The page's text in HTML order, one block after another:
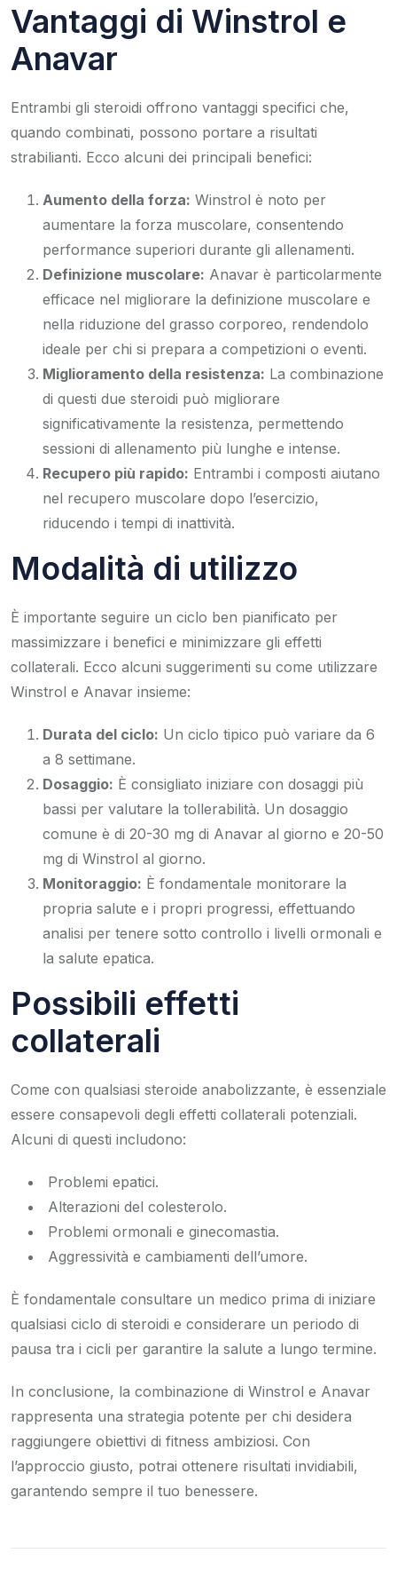
Vantaggi di Winstrol e
Anavar
Entrambi gli steroidi offrono vantaggi specifici che,
quando combinati, possono portare a risultati
strabilianti. Ecco alcuni dei principali benefici:
Aumento della forza: Winstrol è noto per
aumentare la forza muscolare, consentendo
performance superiori durante gli allenamenti.
Definizione muscolare: Anavar è particolarmente
efficace nel migliorare la definizione muscolare e
nella riduzione del grasso corporeo, rendendolo
ideale per chi si prepara a competizioni o eventi.
Miglioramento della resistenza: La combinazione
di questi due steroidi può migliorare
significativamente la resistenza, permettendo
sessioni di allenamento più lunghe e intense.
Recupero più rapido: Entrambi i composti aiutano
nel recupero muscolare dopo l’esercizio,
riducendo i tempi di inattività.
Modalità di utilizzo
È importante seguire un ciclo ben pianificato per
massimizzare i benefici e minimizzare gli effetti
collaterali. Ecco alcuni suggerimenti su come utilizzare
Winstrol e Anavar insieme:
Durata del ciclo: Un ciclo tipico può variare da 6
a 8 settimane.
Dosaggio: È consigliato iniziare con dosaggi più
bassi per valutare la tollerabilità. Un dosaggio
comune è di 20-30 mg di Anavar al giorno e 20-50
mg di Winstrol al giorno.
Monitoraggio: È fondamentale monitorare la
propria salute e i propri progressi, effettuando
analisi per tenere sotto controllo i livelli ormonali e
la salute epatica.
Possibili effetti
collaterali
Come con qualsiasi steroide anabolizzante, è essenziale
essere consapevoli degli effetti collaterali potenziali.
Alcuni di questi includono:
Problemi epatici.
Alterazioni del colesterolo.
Problemi ormonali e ginecomastia.
Aggressività e cambiamenti dell’umore.
È fondamentale consultare un medico prima di iniziare
qualsiasi ciclo di steroidi e considerare un periodo di
pausa tra i cicli per garantire la salute a lungo termine.
In conclusione, la combinazione di Winstrol e Anavar
rappresenta una strategia potente per chi desidera
raggiungere obiettivi di fitness ambiziosi. Con
l’approccio giusto, potrai ottenere risultati invidiabili,
garantendo sempre il tuo benessere.